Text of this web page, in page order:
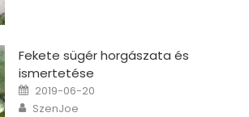
Fekete sügér horgászata és
ismertetése
Posted on
2019-06-20
Author
SzenJoe